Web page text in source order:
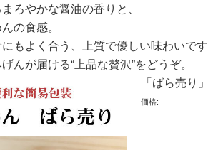
ろやかな醤油の香りと、
の食感。
もよく合う、上質で優しい味わいで
んが届ける“上品な贅沢”をどうぞ。
「ばら売り
価格: